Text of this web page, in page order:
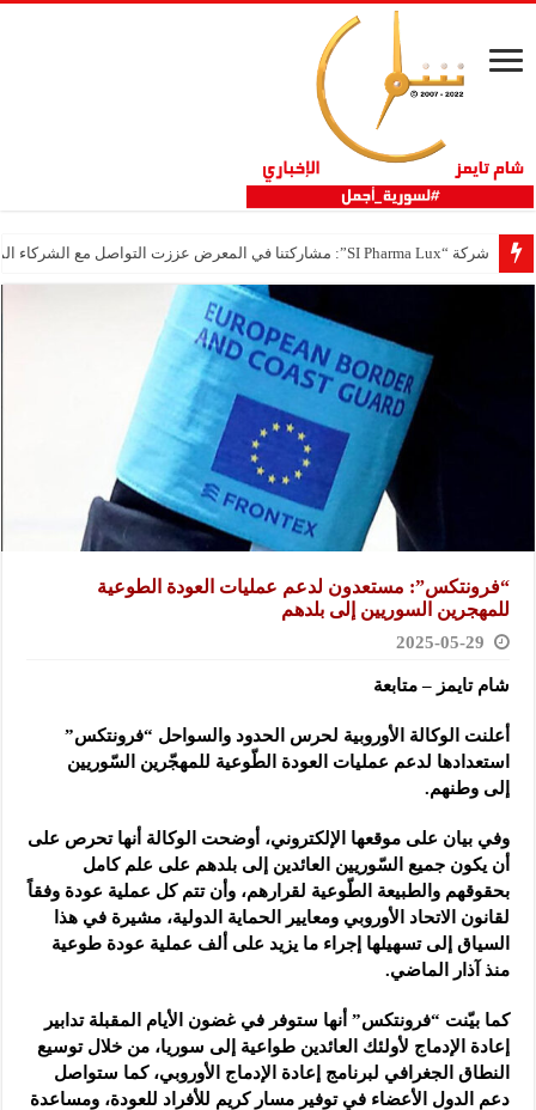
شركة “SI Pharma Lux”: مشاركتنا في المعرض عززت التواصل مع الشركاء المحليين والدوليين
“فرونتكس”: مستعدون لدعم عمليات العودة الطوعية
للمهجرين السوريين إلى بلدهم
2025-05-29
شام تايمز – متابعة
أعلنت الوكالة الأوروبية لحرس الحدود والسواحل “فرونتكس”
استعدادها لدعم عمليات العودة الطّوعية للمهجّرين السّوريين
إلى وطنهم.
وفي بيان على موقعها الإلكتروني، أوضحت الوكالة أنها تحرص على
أن يكون جميع السّوريين العائدين إلى بلدهم على علم كامل
بحقوقهم والطبيعة الطّوعية لقرارهم، وأن تتم كل عملية عودة وفقاً
لقانون الاتحاد الأوروبي ومعايير الحماية الدولية، مشيرة في هذا
السياق إلى تسهيلها إجراء ما يزيد على ألف عملية عودة طوعية
منذ آذار الماضي.
كما بيّنت “فرونتكس” أنها ستوفر في غضون الأيام المقبلة تدابير
إعادة الإدماج لأولئك العائدين طواعية إلى سوريا، من خلال توسيع
النطاق الجغرافي لبرنامج إعادة الإدماج الأوروبي، كما ستواصل
دعم الدول الأعضاء في توفير مسار كريم للأفراد للعودة، ومساعدة